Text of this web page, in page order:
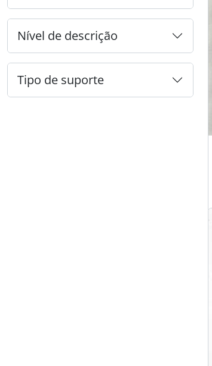
Nível de descrição
Tipo de suporte